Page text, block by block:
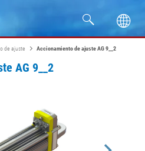
de ajuste Accionamiento de ajuste AG 9__2
AG 9__2